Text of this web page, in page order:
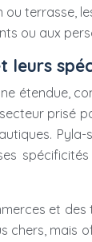
terrasse,
ou aux
leurs
étendue,
prisé
et
chers, mais